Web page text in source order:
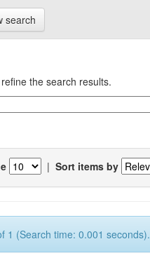
search
the search results.
| Sort items by
1 (Search time: 0.001 seconds).